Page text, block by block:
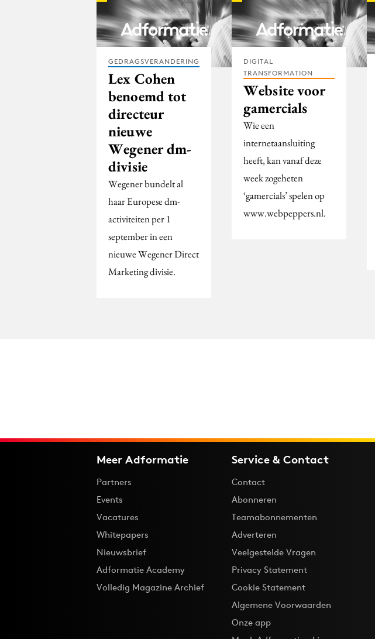
GEDRAGSVERANDERING
Lex Cohen
benoemd tot
directeur
nieuwe
Wegener dm-
divisie
Wegener bundelt al
haar Europese dm-
activiteiten per 1
september in een
nieuwe Wegener Direct
Marketing divisie.
DIGITAL
TRANSFORMATION
Website voor
gamercials
Wie een
internetaansluiting
heeft, kan vanaf deze
week zogeheten
‘gamercials’ spelen op
www.webpeppers.nl.
Meer Adformatie
Partners
Events
Vacatures
Whitepapers
Nieuwsbrief
Adformatie Academy
Volledig Magazine Archief
Service & Contact
Contact
Abonneren
Teamabonnementen
Adverteren
Veelgestelde Vragen
Privacy Statement
Cookie Statement
Algemene Voorwaarden
Onze app